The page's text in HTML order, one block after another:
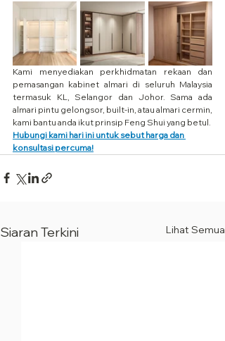
Kami menyediakan perkhidmatan rekaan dan
pemasangan kabinet almari di seluruh Malaysia
termasuk KL, Selangor dan Johor. Sama ada
almari pintu gelongsor, built-in, atau almari cermin,
kami bantu anda ikut prinsip Feng Shui yang betul.
Hubungi kami hari ini untuk sebut harga dan
konsultasi percuma!
Siaran Terkini Lihat Semua